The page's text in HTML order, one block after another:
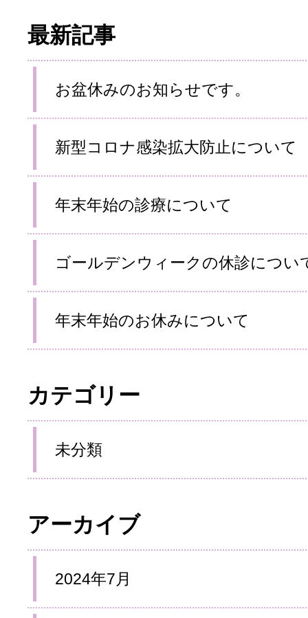
最新記事
お盆休みのお知らせです。
新型コロナ感染拡大防止について
年末年始の診療について
ゴールデンウィークの休診につい
年末年始のお休みについて
カテゴリー
未分類
アーカイブ
2024年7月